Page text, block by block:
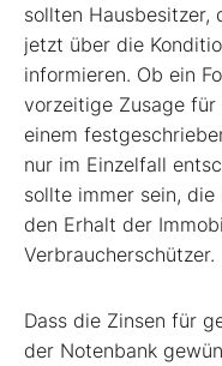
sollten Hausbesitzer,
jetzt über die
informieren. Ob ein
vorzeitige Zusage für
einem
nur im Einzelfall
sollte immer sein, die
den Erhalt der
Verbraucherschützer.
Dass die Zinsen für
der Notenbank